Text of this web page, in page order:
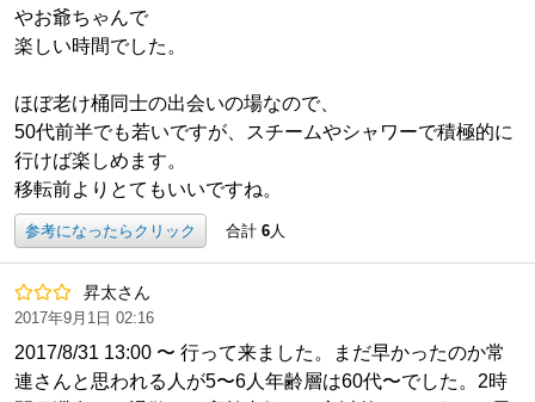
やお爺ちゃんで
楽しい時間でした。
ほぼ老け桶同士の出会いの場なので、
50代前半でも若いですが、スチームやシャワーで積極的に
行けば楽しめます。
移転前よりとてもいいですね。
参考になったらクリック 合計 6人
昇太さん
2017年9月1日 02:16
2017/8/31 13:00 〜 行って来ました。まだ早かったのか常
連さんと思われる人が5〜6人年齢層は60代〜でした。2時